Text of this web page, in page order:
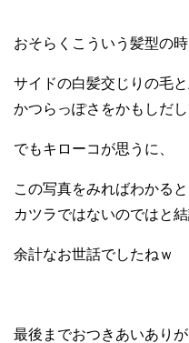
おそらくこういう髪型の
サイドの白髪交じりの毛
かつらっぽさをかもしだ
でもキローコが思うに、
この写真をみればわかると
カツラではないのではと結
余計なお世話でしたねｗ
最後までおつきあいありが